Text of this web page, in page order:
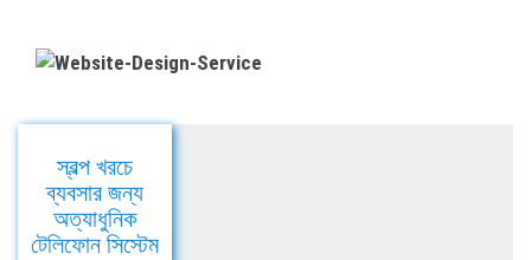
স্বল্প খরচে
ব্যবসার জন্য
অত্যাধুনিক
টেলিফোন সিস্টেম